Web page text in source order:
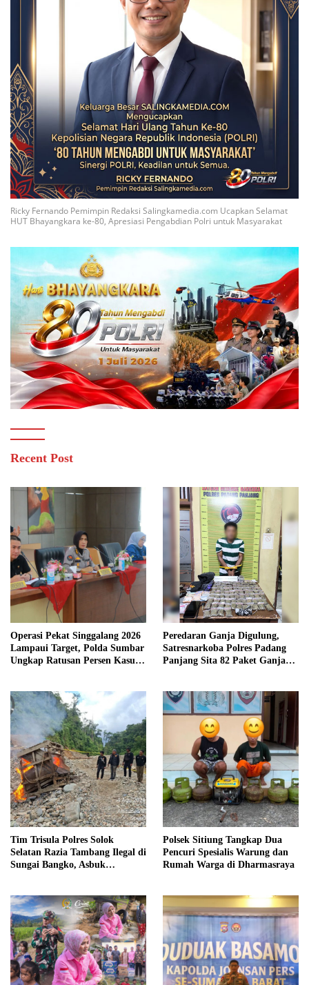
Ricky Fernando Pemimpin Redaksi Salingkamedia.com Ucapkan Selamat
HUT Bhayangkara ke-80, Apresiasi Pengabdian Polri untuk Masyarakat
Recent Post
Operasi Pekat Singgalang 2026
Lampaui Target, Polda Sumbar
Ungkap Ratusan Persen Kasus
Peredaran Ganja Digulung,
Satresnarkoba Polres Padang
Panjang Sita 82 Paket Ganja
Tim Trisula Polres Solok
Selatan Razia Tambang Ilegal di
Sungai Bangko, Asbuk
Polsek Sitiung Tangkap Dua
Pencuri Spesialis Warung dan
Rumah Warga di Dharmasraya